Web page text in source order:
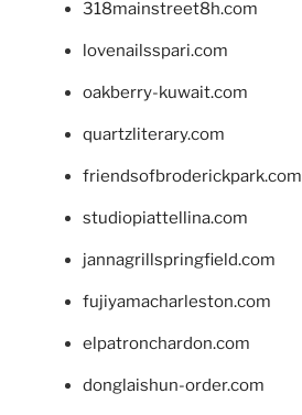
318mainstreet8h.com
lovenailsspari.com
oakberry-kuwait.com
quartzliterary.com
friendsofbroderickpark.com
studiopiattellina.com
jannagrillspringfield.com
fujiyamacharleston.com
elpatronchardon.com
donglaishun-order.com